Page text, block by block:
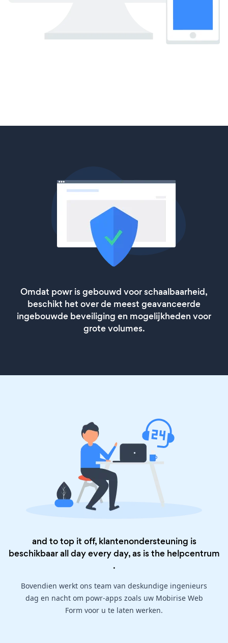
Omdat powr is gebouwd voor schaalbaarheid,
beschikt het over de meest geavanceerde
ingebouwde beveiliging en mogelijkheden voor
grote volumes.
and to top it off, klantenondersteuning is
beschikbaar all day every day, as is the helpcentrum
.
Bovendien werkt ons team van deskundige ingenieurs
dag en nacht om powr-apps zoals uw Mobirise Web
Form voor u te laten werken.